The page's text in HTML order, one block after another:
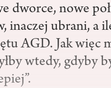
dworce, nowe
inaczej ubrani, a
AGD. Jak więc
wtedy, gdyby